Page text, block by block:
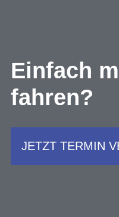
Einfach
fahren?
JETZT TERMIN